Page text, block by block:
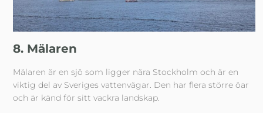
8. Mälaren
Mälaren är en sjö som ligger nära Stockholm och är en
viktig del av Sveriges vattenvägar. Den har flera större öar
och är känd för sitt vackra landskap.